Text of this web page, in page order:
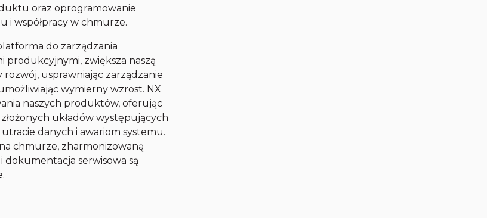
oraz oprogramowanie
i współpracy w chmurze.
do zarządzania
zwiększa naszą
rozwój, usprawniając zarządzanie
wymierny wzrost. NX
naszych produktów, oferując
układów występujących
danych i awariom systemu.
chmurze, zharmonizowaną
serwisowa są